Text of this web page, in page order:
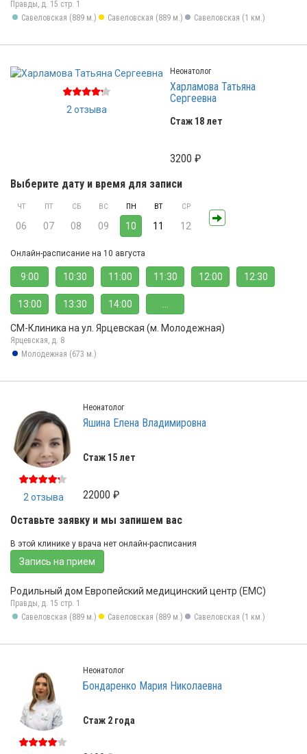
Правды, д. 15 стр. 1
Савеловская (889 м.)
Савеловская (889 м.) Савеловская (1 км.)
2 отзыва
Неонатолог
Харламова Татьяна
Сергеевна
Стаж 18 лет
3200 ₽
Выберите дату и время для записи
ЧТ
06
ПТ
07
СБ
08
ВС
09
ПН
10
ВТ
11
СР
12
Онлайн-расписание на 10 августа
9:00 10:30 11:00 11:30 12:00 12:30
13:00 13:30 14:00
СМ-Клиника на ул. Ярцевская (м. Молодежная)
Ярцевская, д. 8
Молодежная (673 м.)
2 отзыва
Неонатолог
Яшина Елена Владимировна
Стаж 15 лет
22000 ₽
Оставьте заявку и мы запишем вас
В этой клинике у врача нет онлайн-расписания
Запись на прием
Родильный дом Европейский медицинский центр (ЕМС)
Правды, д. 15 стр. 1
Савеловская (889 м.)
Савеловская (889 м.) Савеловская (1 км.)
Неонатолог
Бондаренко Мария Николаевна
Стаж 2 года